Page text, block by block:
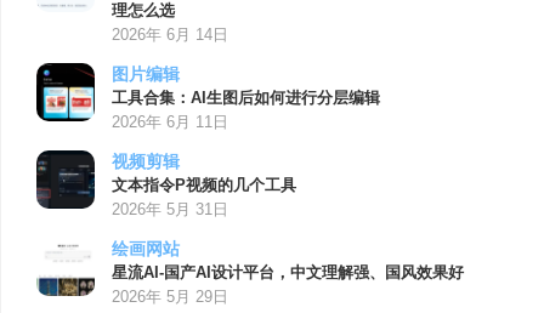
理怎么选
2026年 6月 14日
图片编辑
工具合集：AI生图后如何进行分层编辑
2026年 6月 11日
视频剪辑
文本指令P视频的几个工具
2026年 5月 31日
绘画网站
星流AI-国产AI设计平台，中文理解强、国风效果好
2026年 5月 29日